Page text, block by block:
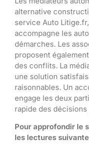
alternative
service Auto
accompagne les
démarches. Les
proposent
des conflits. La
une solution
raisonnables. Un
engage les deux
rapide des décisions
Pour approfondir le
les lectures